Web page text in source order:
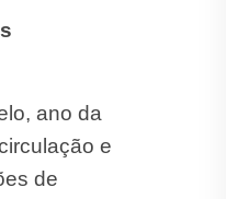
ano da
e
de